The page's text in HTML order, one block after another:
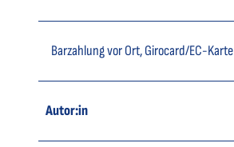
Barzahlung vor Ort, Girocard/EC-Karte
Autor:in